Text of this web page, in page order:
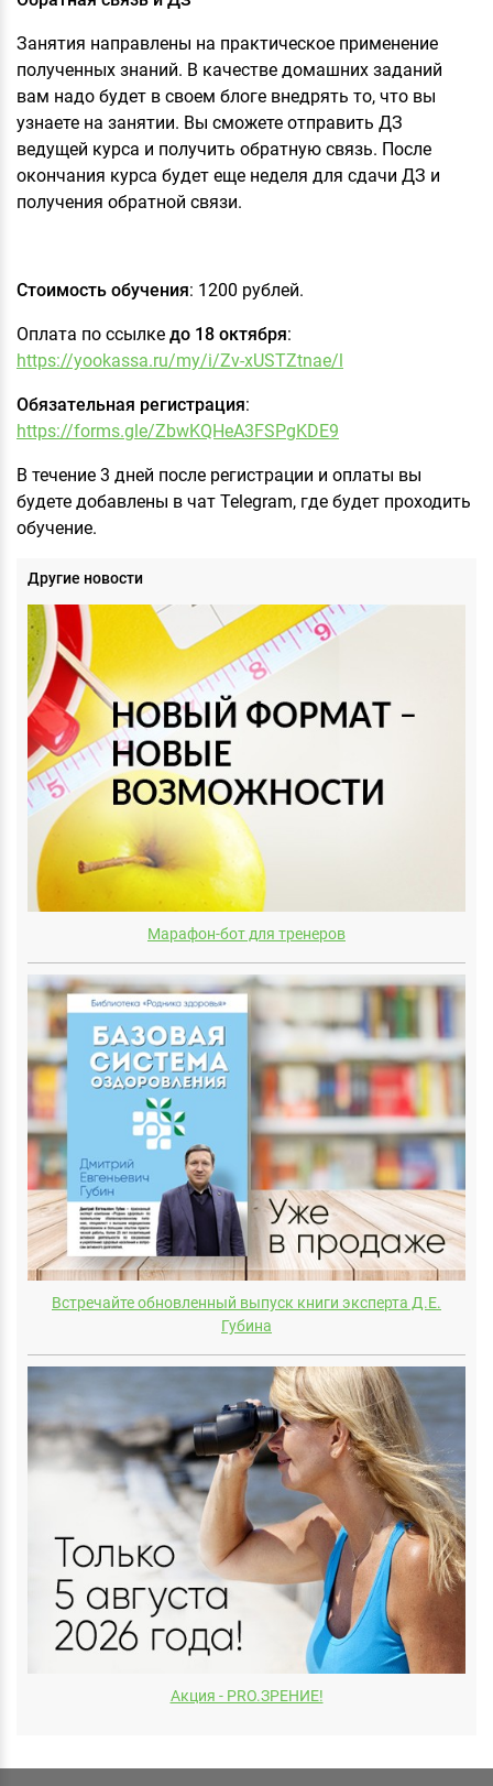
Занятия направлены на практическое применение
полученных знаний. В качестве домашних заданий
вам надо будет в своем блоге внедрять то, что вы
узнаете на занятии. Вы сможете отправить ДЗ
ведущей курса и получить обратную связь. После
окончания курса будет еще неделя для сдачи ДЗ и
получения обратной связи.
Стоимость обучения: 1200 рублей.
Оплата по ссылке до 18 октября:
https://yookassa.ru/my/i/Zv-xUSTZtnae/l
Обязательная регистрация:
https://forms.gle/ZbwKQHeA3FSPgKDE9
В течение 3 дней после регистрации и оплаты вы
будете добавлены в чат Telegram, где будет проходить
обучение.
Другие новости
Марафон-бот для тренеров
Встречайте обновленный выпуск книги эксперта Д.E.
Губина
Акция - PRO.ЗРЕНИЕ!